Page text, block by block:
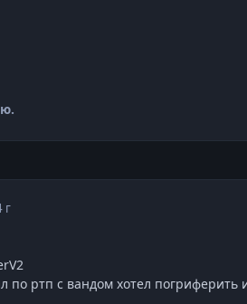
г
по ртп с вандом хотел